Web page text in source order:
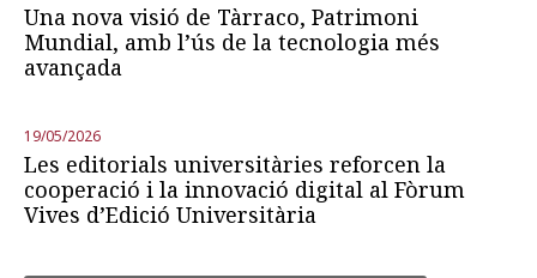
Una nova visió de Tàrraco, Patrimoni
Mundial, amb l’ús de la tecnologia més
avançada
19/05/2026
Les editorials universitàries reforcen la
cooperació i la innovació digital al Fòrum
Vives d’Edició Universitària